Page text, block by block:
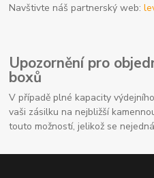
Navštivte náš partnerský web:
Upozornění pro
boxů
V případě plné kapacity
vaši zásilku na nejbližší
touto možností, jelikož se